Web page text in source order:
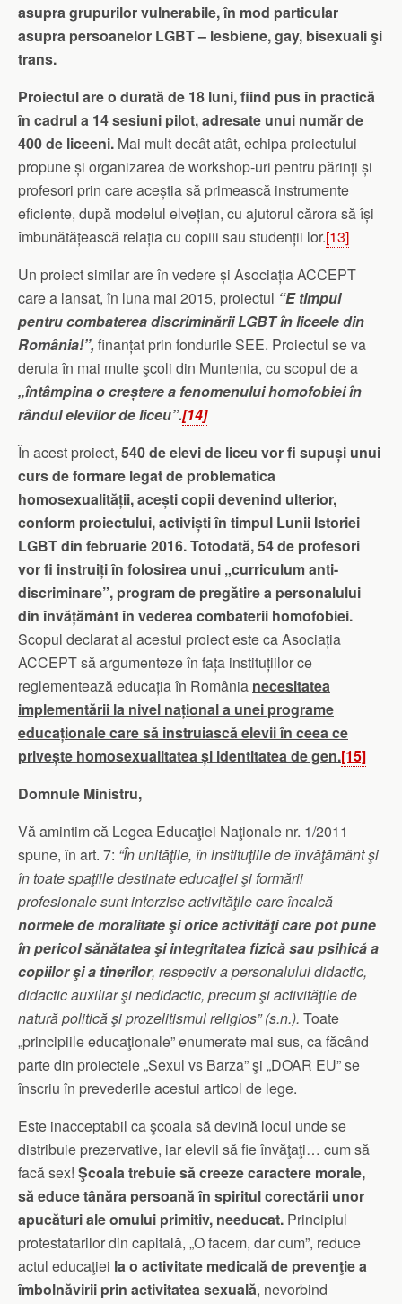
asupra grupurilor vulnerabile, în mod particular
asupra persoanelor LGBT – lesbiene, gay, bisexuali şi
trans.
Proiectul are o durată de 18 luni, fiind pus în practică
în cadrul a 14 sesiuni pilot, adresate unui număr de
400 de liceeni. Mai mult decât atât, echipa proiectului
propune și organizarea de workshop-uri pentru părinți și
profesori prin care aceștia să primească instrumente
eficiente, după modelul elvețian, cu ajutorul cărora să își
îmbunătățească relația cu copiii sau studenții lor.[13]
Un proiect similar are în vedere și Asociația ACCEPT
care a lansat, în luna mai 2015, proiectul “E timpul
pentru combaterea discriminării LGBT în liceele din
România!”, finanțat prin fondurile SEE. Proiectul se va
derula în mai multe şcoli din Muntenia, cu scopul de a
„întâmpina o creștere a fenomenului homofobiei în
rândul elevilor de liceu”.[14]
În acest proiect, 540 de elevi de liceu vor fi supuși unui
curs de formare legat de problematica
homosexualității, acești copii devenind ulterior,
conform proiectului, activiști în timpul Lunii Istoriei
LGBT din februarie 2016. Totodată, 54 de profesori
vor fi instruiți în folosirea unui „curriculum anti-
discriminare”, program de pregătire a personalului
din învățământ în vederea combaterii homofobiei.
Scopul declarat al acestui proiect este ca Asociația
ACCEPT să argumenteze în fața instituțiilor ce
reglementează educația în România necesitatea
implementării la nivel național a unei programe
educaționale care să instruiască elevii în ceea ce
privește homosexualitatea și identitatea de gen.[15]
Domnule Ministru,
Vă amintim că Legea Educaţiei Naţionale nr. 1/2011
spune, în art. 7: “În unităţile, în instituţiile de învăţământ şi
în toate spaţiile destinate educaţiei şi formării
profesionale sunt interzise activităţile care încalcă
normele demoralitateşi orice activităţi care pot pune
în pericol sănătatea şi integritatea fizică sau psihică a
copiilor şi a tinerilor, respectiv a personalului didactic,
didactic auxiliar şi nedidactic, precum şi activităţile de
natură politică şi prozelitismul religios” (s.n.). Toate
„principiile educaţionale” enumerate mai sus, ca făcând
parte din proiectele „Sexul vs Barza” şi „DOAR EU” se
înscriu în prevederile acestui articol de lege.
Este inacceptabil ca şcoala să devină locul unde se
distribuie prezervative, iar elevii să fie învăţaţi… cum să
facă sex! Şcoala trebuie să creeze caractere morale,
să educe tânăra persoană în spiritul corectării unor
apucături ale omului primitiv, needucat. Principiul
protestatarilor din capitală, „O facem, dar cum”, reduce
actul educaţiei la o activitate medicală de prevenţie a
îmbolnăvirii prin activitatea sexuală, nevorbind